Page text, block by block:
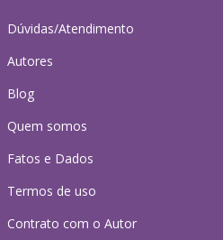
Dúvidas/Atendimento
Autores
Blog
Quem somos
Fatos e Dados
Termos de uso
Contrato com o Autor